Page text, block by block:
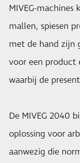
MIVEG-machines
mallen, spiesen
met de hand zijn
voor een product
waarbij de
De MIVEG 2040
oplossing voor
aanwezig die